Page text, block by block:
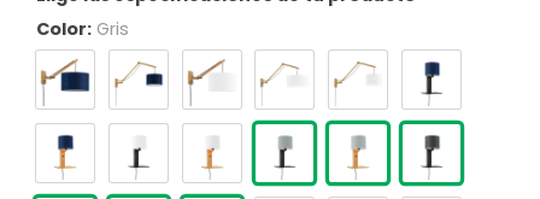
Color: Gris